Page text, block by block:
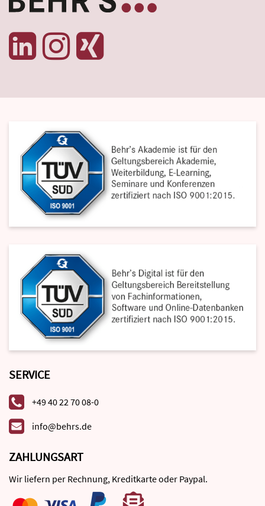
SERVICE
+49 40 22 70 08-0
info@behrs.de
ZAHLUNGSART
Wir liefern per Rechnung, Kreditkarte oder Paypal.